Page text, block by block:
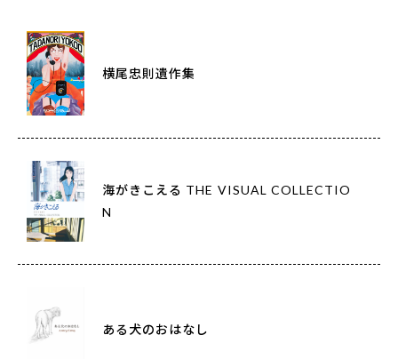
横尾忠則遺作集
海がきこえる THE VISUAL COLLECTIO
N
ある犬のおはなし